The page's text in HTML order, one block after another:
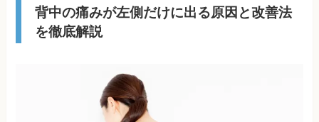
背中の痛みが左側だけに出る原因と改善法
を徹底解説